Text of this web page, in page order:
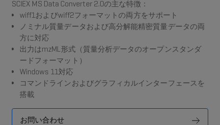
SCIEX MS Data Converter 2.0の主な特徴：
wiff1およびwiff2フォーマットの両方をサポート
ノミナル質量データおよび高分解能精密質量データの両
方に対応
出力はmzML形式（質量分析データのオープンスタンダ
ードフォーマット）
Windows 11対応
コマンドラインおよびグラフィカルインターフェースを
搭載
お問い合わせ